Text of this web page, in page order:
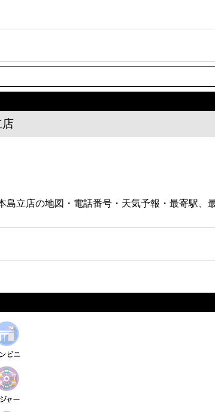
立店の地図・電話番号・天気予報・最寄駅、